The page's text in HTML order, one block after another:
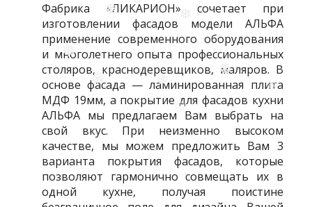
❅
❅
❅
❅
❅ ❅
❅
❅
❅
Фабрика «ЛИКАРИОН» сочетает при
изготовлении фасадов модели АЛЬФА
применение современного оборудования
и многолетнего опыта профессиональных
столяров, краснодеревщиков, маляров. В
основе фасада — ламинированная плита
МДФ 19мм, а покрытие для фасадов кухни
АЛЬФА мы предлагаем Вам выбрать на
свой вкус. При неизменно высоком
качестве, мы можем предложить Вам 3
варианта покрытия фасадов, которые
позволяют гармонично совмещать их в
одной кухне, получая поистине